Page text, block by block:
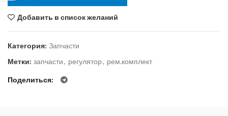
Добавить в список желаний
Категория: Запчасти
Метки: запчасти, регулятор, рем.комплект
Поделиться